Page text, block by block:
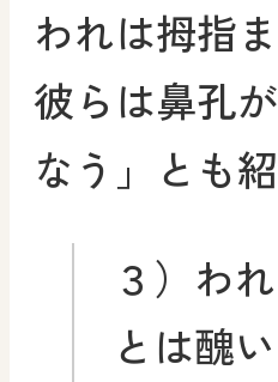
われは拇指
彼らは鼻孔
なう」とも
３）わ
とは醜